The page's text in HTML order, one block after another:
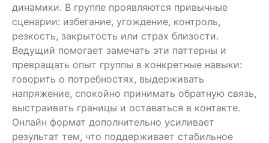
динамики. В группе проявляются привычные
сценарии: избегание, угождение, контроль,
резкость, закрытость или страх близости.
Ведущий помогает замечать эти паттерны и
превращать опыт группы в конкретные навыки:
говорить о потребностях, выдерживать
напряжение, спокойно принимать обратную связь,
выстраивать границы и оставаться в контакте.
Онлайн формат дополнительно усиливает
результат тем, что поддерживает стабильное